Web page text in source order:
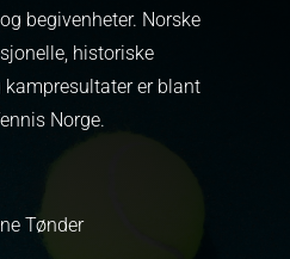
begivenheter. Norske
historiske
er blant
Norge.
Tønder